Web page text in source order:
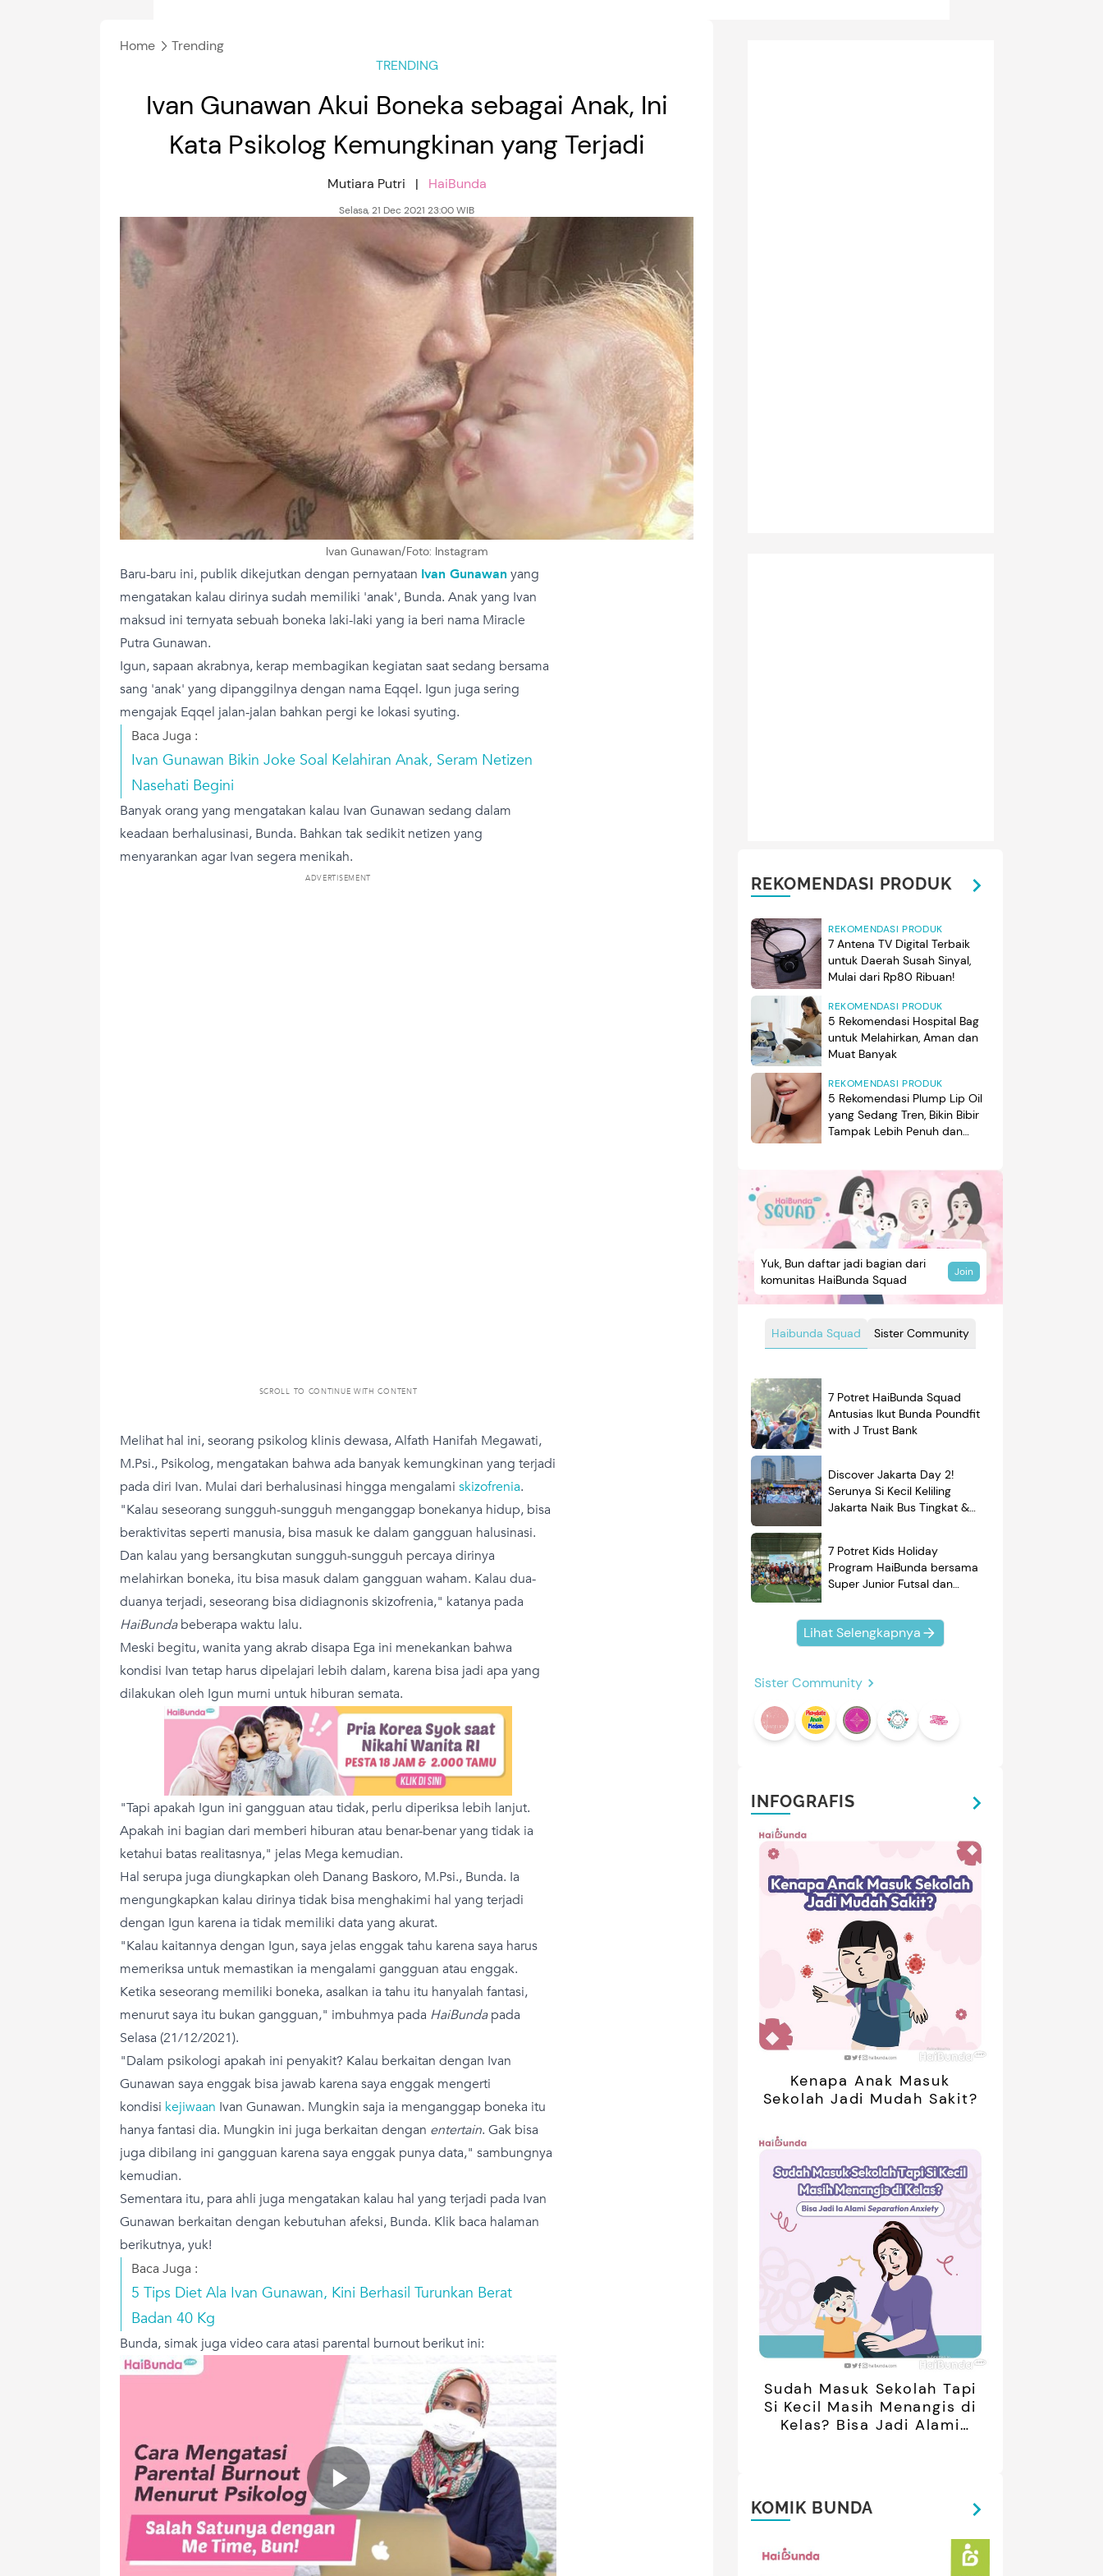
Home
Trending
TRENDING
Ivan Gunawan Akui Boneka sebagai Anak, Ini
Kata Psikolog Kemungkinan yang Terjadi
Mutiara Putri | HaiBunda
Selasa, 21 Dec 2021 23:00 WIB
Ivan Gunawan/Foto: Instagram
Baru-baru ini, publik dikejutkan dengan pernyataan Ivan Gunawanyang
mengatakan kalau dirinya sudah memiliki 'anak', Bunda. Anak yang Ivan
maksud ini ternyata sebuah boneka laki-laki yang ia beri nama Miracle
Putra Gunawan.
Igun, sapaan akrabnya, kerap membagikan kegiatan saat sedang bersama
sang 'anak' yang dipanggilnya dengan nama Eqqel. Igun juga sering
mengajak Eqqel jalan-jalan bahkan pergi ke lokasi syuting.
Baca Juga :
Ivan Gunawan Bikin Joke Soal Kelahiran Anak, Seram Netizen
Nasehati Begini
Banyak orang yang mengatakan kalau Ivan Gunawan sedang dalam
keadaan berhalusinasi, Bunda. Bahkan tak sedikit netizen yang
menyarankan agar Ivan segera menikah.
ADVERTISEMENT
SCROLL TO CONTINUE WITH CONTENT
Melihat hal ini, seorang psikolog klinis dewasa, Alfath Hanifah Megawati,
M.Psi., Psikolog, mengatakan bahwa ada banyak kemungkinan yang terjadi
pada diri Ivan. Mulai dari berhalusinasi hingga mengalami skizofrenia.
"Kalau seseorang sungguh-sungguh menganggap bonekanya hidup, bisa
beraktivitas seperti manusia, bisa masuk ke dalam gangguan halusinasi.
Dan kalau yang bersangkutan sungguh-sungguh percaya dirinya
melahirkan boneka, itu bisa masuk dalam gangguan waham. Kalau dua-
duanya terjadi, seseorang bisa didiagnonis skizofrenia," katanya pada
HaiBundabeberapa waktu lalu.
Meski begitu, wanita yang akrab disapa Ega ini menekankan bahwa
kondisi Ivan tetap harus dipelajari lebih dalam, karena bisa jadi apa yang
dilakukan oleh Igun murni untuk hiburan semata.
"Tapi apakah Igun ini gangguan atau tidak, perlu diperiksa lebih lanjut.
Apakah ini bagian dari memberi hiburan atau benar-benar yang tidak ia
ketahui batas realitasnya," jelas Mega kemudian.
Hal serupa juga diungkapkan oleh Danang Baskoro, M.Psi., Bunda. Ia
mengungkapkan kalau dirinya tidak bisa menghakimi hal yang terjadi
dengan Igun karena ia tidak memiliki data yang akurat.
"Kalau kaitannya dengan Igun, saya jelas enggak tahu karena saya harus
memeriksa untuk memastikan ia mengalami gangguan atau enggak.
Ketika seseorang memiliki boneka, asalkan ia tahu itu hanyalah fantasi,
menurut saya itu bukan gangguan," imbuhmya pada HaiBundapada
Selasa (21/12/2021).
"Dalam psikologi apakah ini penyakit? Kalau berkaitan dengan Ivan
Gunawan saya enggak bisa jawab karena saya enggak mengerti
kondisi kejiwaan Ivan Gunawan. Mungkin saja ia menganggap boneka itu
hanya fantasi dia. Mungkin ini juga berkaitan dengan entertain. Gak bisa
juga dibilang ini gangguan karena saya enggak punya data," sambungnya
kemudian.
Sementara itu, para ahli juga mengatakan kalau hal yang terjadi pada Ivan
Gunawan berkaitan dengan kebutuhan afeksi, Bunda. Klik baca halaman
berikutnya, yuk!
Baca Juga :
5 Tips Diet Ala Ivan Gunawan, Kini Berhasil Turunkan Berat
Badan 40 Kg
Bunda, simak juga video cara atasi parental burnout berikut ini:
REKOMENDASI PRODUK
REKOMENDASI PRODUK
7 Antena TV Digital Terbaik
untuk Daerah Susah Sinyal,
Mulai dari Rp80 Ribuan!
REKOMENDASI PRODUK
5 Rekomendasi Hospital Bag
untuk Melahirkan, Aman dan
Muat Banyak
REKOMENDASI PRODUK
5 Rekomendasi Plump Lip Oil
yang Sedang Tren, Bikin Bibir
Tampak Lebih Penuh dan
Haibunda Squad Sister Community
Yuk, Bun daftar jadi bagian dari
komunitas HaiBunda Squad
Join
7 Potret HaiBunda Squad
Antusias Ikut Bunda Poundfit
with J Trust Bank
Discover Jakarta Day 2!
Serunya Si Kecil Keliling
Jakarta Naik Bus Tingkat &
7 Potret Kids Holiday
Program HaiBunda bersama
Super Junior Futsal dan
Kompak Banget!
Lihat Selengkapnya
Sister Community
INFOGRAFIS
Kenapa Anak Masuk
Sekolah Jadi Mudah Sakit?
Sudah Masuk Sekolah Tapi
Si Kecil Masih Menangis di
Kelas? Bisa Jadi Alami
KOMIK BUNDA